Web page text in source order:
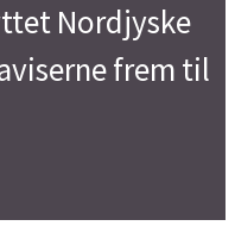
Nordjyske
frem til